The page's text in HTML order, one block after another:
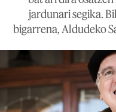
jardunari segika.
bigarrena, Aldudeko